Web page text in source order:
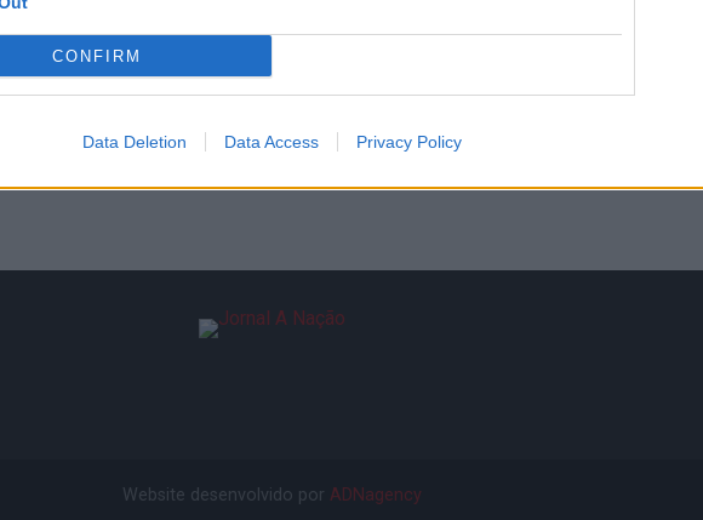
CONFIRM
Data Deletion Data Access Privacy Policy
Website desenvolvido por ADNagency